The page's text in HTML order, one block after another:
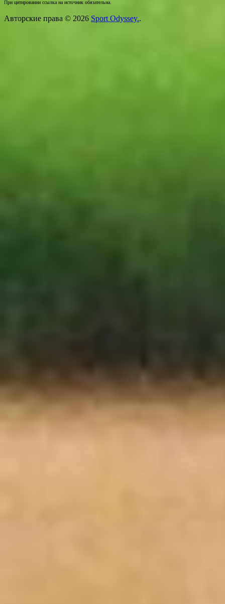
При цитировании ссылка на источник обязательна.
Авторские права © 2026 Sport Odyssey..